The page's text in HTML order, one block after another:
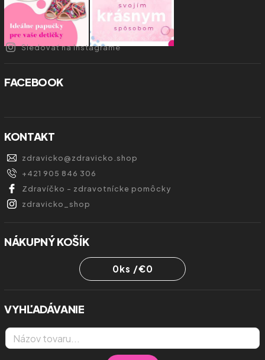
Sledovať na Instagrame
FACEBOOK
KONTAKT
zdravicko@zdravicko.shop
+421 905 846 306
Zdravíčko - zdravotnícke pomôcky
zdravicko_shop
NÁKUPNÝ KOŠÍK
0ks /€0
VYHĽADÁVANIE